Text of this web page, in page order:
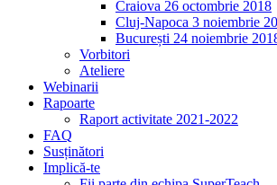
Craiova 26 octombrie 2018
Cluj-Napoca 3 noiembrie
București 24 noiembrie
Vorbitori
Ateliere
Webinarii
Rapoarte
Raport activitate 2021-2022
FAQ
Susținători
Implică-te